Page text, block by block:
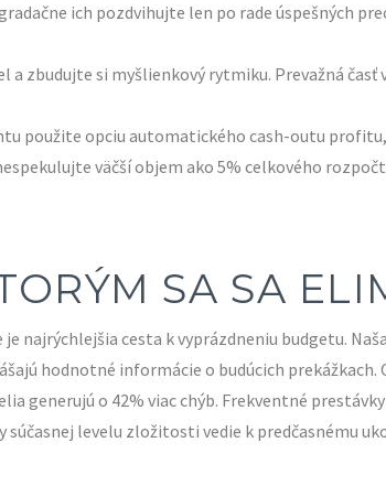
ich pozdvihujte len po rade úspešných
zbudujte si myšlienkový rytmiku. Prevažná
použite opciu automatického cash-outu
väčší objem ako 5% celkového
SA SA
najrýchlejšia cesta k vyprázdneniu budgetu.
hodnotné informácie o budúcich
generujú o 42% viac chýb. Frekventné
súčasnej levelu zložitosti vedie k predčasnému